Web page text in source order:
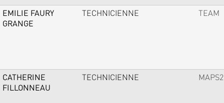
EMILIE FAURY
GRANGE
TECHNICIENNE TEAM
CATHERINE
FILLONNEAU
TECHNICIENNE MAPS2